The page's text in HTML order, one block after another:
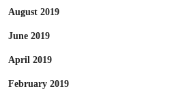
August 2019
June 2019
April 2019
February 2019